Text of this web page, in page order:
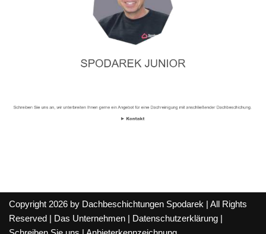
Copyright 2026 by Dachbeschichtungen Spodarek | All Rights
Reserved |
Das Unternehmen Datenschutzerklärung